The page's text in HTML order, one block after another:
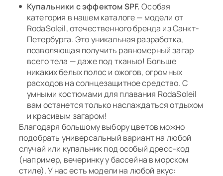
Купальники с эффектом SPF.Особая
категория в нашем каталоге — модели от
RodaSoleil, отечественного бренда из Санкт-
Петербурга. Это уникальная разработка,
позволяющая получить равномерный загар
всего тела — даже под тканью! Больше
никаких белых полос и ожогов, огромных
расходов на солнцезащитное средство. С
умными костюмами для плавания RodaSoleil
вам останется только наслаждаться отдыхом
и красивым загаром!
Благодаря большому выбору цветов можно
подобрать универсальный вариант на любой
случай или купальник под особый дресс-код
(например, вечеринку у бассейна в морском
стиле). У нас есть модели на любой вкус: